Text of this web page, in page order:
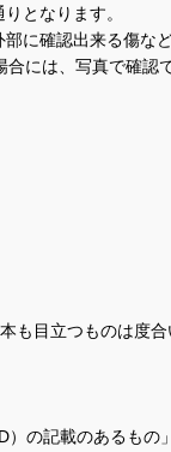
となります。
確認出来る傷
には、写真で確
目立つものは度
の記載のあるも